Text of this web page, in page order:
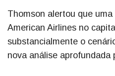
Thomson alertou que
American Airlines no
substancialmente o
nova análise aprofundada